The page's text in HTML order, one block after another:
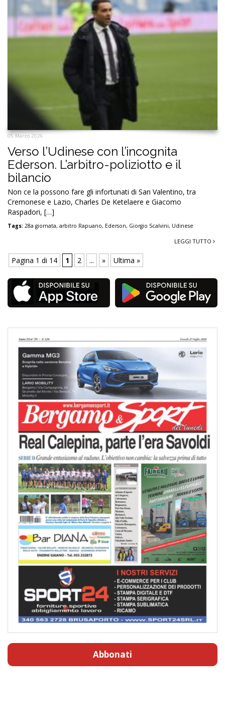
05 Marzo 2026
Verso l’Udinese con l’incognita
Ederson. L’arbitro-poliziotto e il
bilancio
Non ce la possono fare gli infortunati di San Valentino, tra
Cremonese e Lazio, Charles De Ketelaere e Giacomo
Raspadori, […]
Tags: 28a giornata, arbitro Rapuano, Ederson, Giorgio Scalvini, Udinese
LEGGI TUTTO
Pagina 1 di 14 1 2 ... » Ultima »
Abbonati